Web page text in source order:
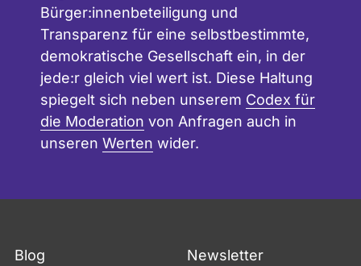
Bürger:innenbeteiligung und
Transparenz für eine selbstbestimmte,
demokratische Gesellschaft ein, in der
jede:r gleich viel wert ist. Diese Haltung
spiegelt sich neben unserem Codex für
die Moderation von Anfragen auch in
unseren Werten wider.
Blog Newsletter